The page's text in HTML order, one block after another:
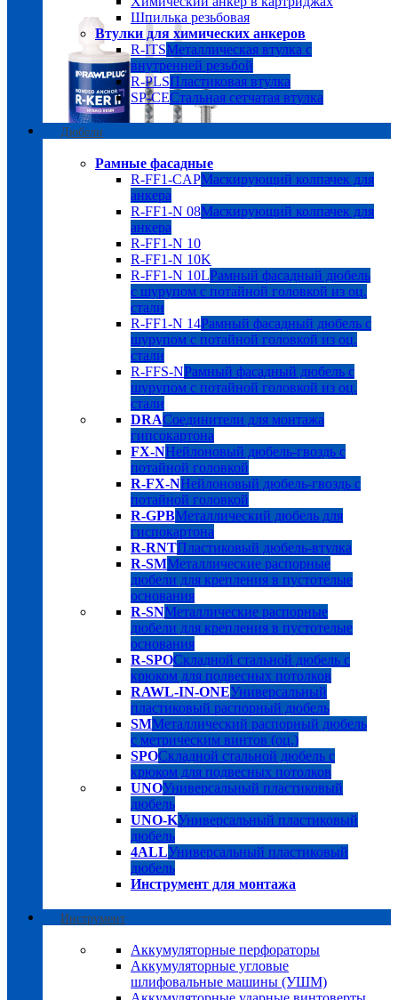
Шпилька резьбовая
Втулки для химических анкеров
R-ITSМеталлическая втулка с
внутренней резьбой
R-PLSПластиковая втулка
SP-CEСтальная сетчатая втулка
Дюбели
Рамные фасадные
R-FF1-CAPМаскирующий колпачек для
анкера
R-FF1-N 08Маскирующий колпачек для
анкера
R-FF1-N 10
R-FF1-N 10K
R-FF1-N 10LРамный фасадный дюбель
с шурупом с потайной головкой из оц.
стали
R-FF1-N 14Рамный фасадный дюбель с
шурупом с потайной головкой из оц.
стали
R-FFS-NРамный фасадный дюбель с
шурупом с потайной головкой из оц.
стали
DRAСоединители для монтажа
гипсокартона
FX-NНейлоновый дюбель-гвоздь с
потайной головкой
R-FX-NНейлоновый дюбель-гвоздь с
потайной головкой
R-GPBМеталлический дюбель для
гиспокартона
R-RNTПластиковый дюбель-втулка
R-SMМеталлические распорные
дюбели для крепления в пустотелые
основания
R-SNМеталлические распорные
дюбели для крепления в пустотелые
основания
R-SPOСкладной стальной дюбель с
крюком для подвесных потолков
RAWL-IN-ONEУниверсальный
пластиковый распорный дюбель
SMМеталлический распорный дюбель
с метрическим винтов (оц.)
SPOСкладной стальной дюбель с
крюком для подвесных потолков
UNOУниверсальный пластиковый
дюбель
UNO-KУниверсальный пластиковый
дюбель
4ALLУниверсальный пластиковый
дюбель
Инструмент для монтажа
Инструмент
Аккумуляторные перфораторы
Аккумуляторные угловые
шлифовальные машины (УШМ)